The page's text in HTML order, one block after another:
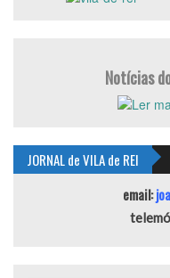
Notícias
JORNAL de VILA de REI
email: